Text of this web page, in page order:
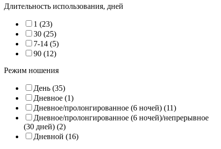
Длительность использования, дней
1 (23)
30 (25)
7-14 (5)
90 (12)
Режим ношения
День (35)
Дневное (1)
Дневное/пролонгированное (6 ночей) (11)
Дневное/пролонгированное (6 ночей)/непрерывное
(30 дней) (2)
Дневной (16)